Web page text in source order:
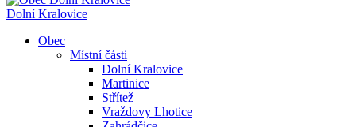
Dolní Kralovice
Obec
Místní části
Dolní Kralovice
Martinice
Střítež
Vraždovy Lhotice